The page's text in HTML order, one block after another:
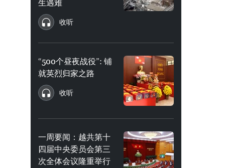
生遇难
收听
“500个昼夜战役”: 铺
就英烈归家之路
收听
一周要闻：越共第十
四届中央委员会第三
次全体会议隆重举行